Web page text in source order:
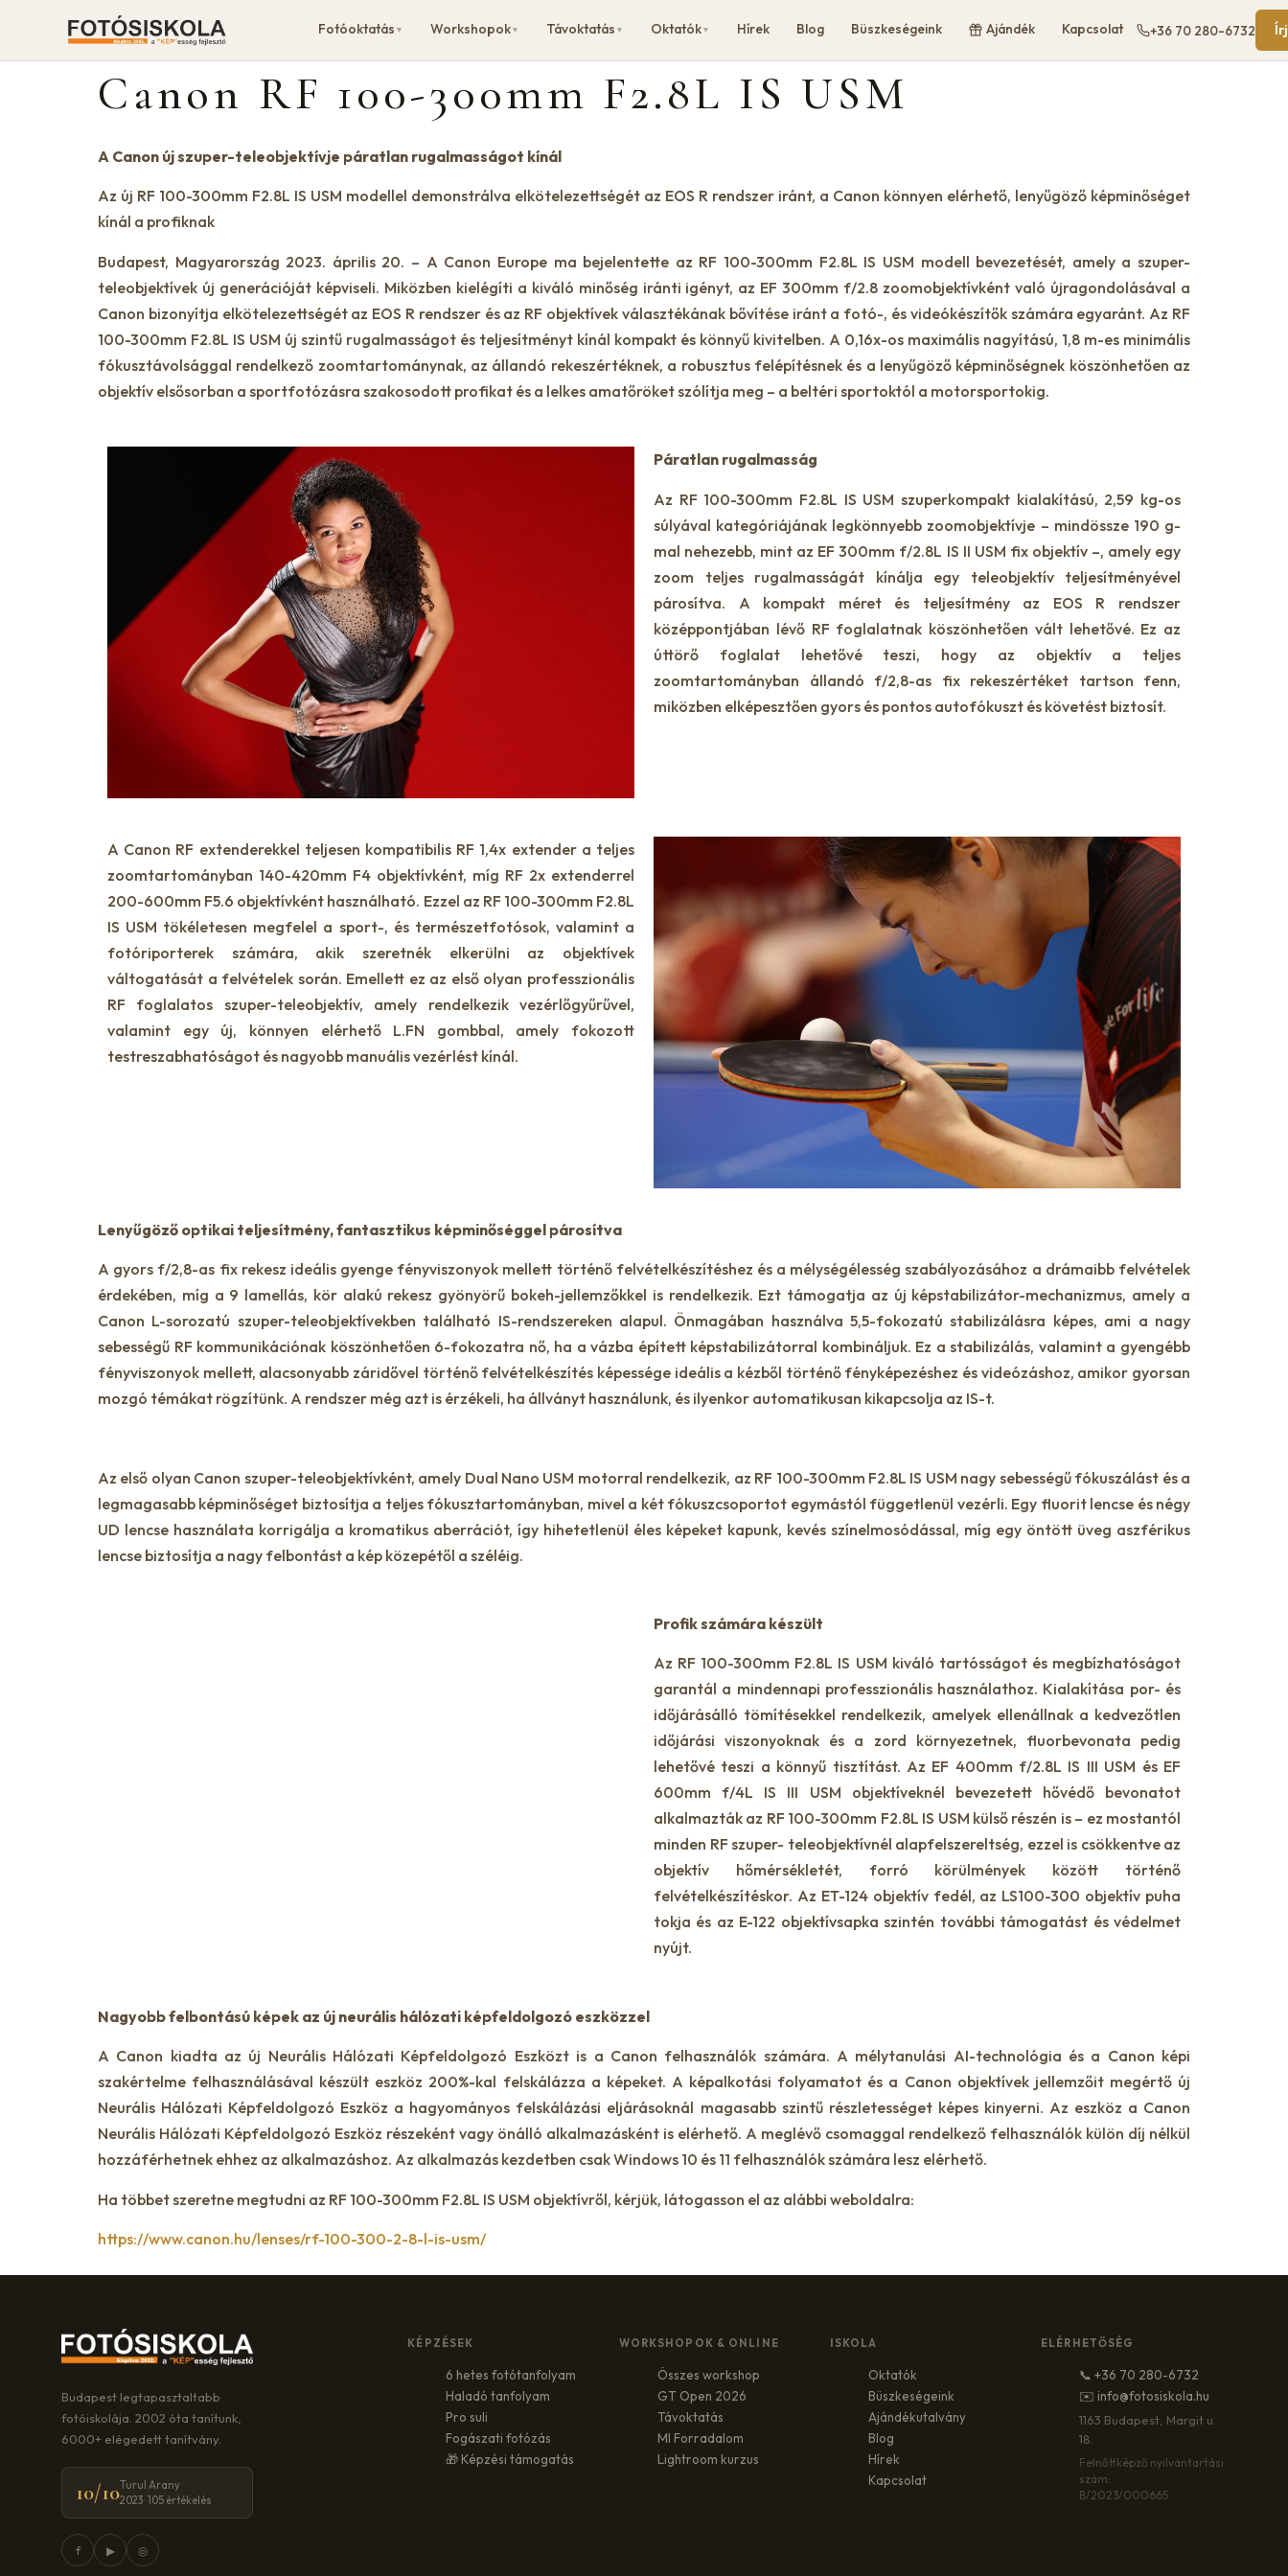
Fotóoktatás ▼ Workshopok▼ Távoktatás ▼ Oktatók▼ Hírek Blog Büszkeségeink Ajándék Kapcsolat +36 70 280-6732
Canon RF 100-300mm F2.8L IS USM
A Canon új szuper-teleobjektívje páratlan rugalmasságot kínál
Az új RF 100-300mm F2.8L IS USM modellel demonstrálva elkötelezettségét az EOS R rendszer iránt, a Canon könnyen elérhető, lenyűgöző képminőséget
kínál a profiknak
Budapest, Magyarország 2023. április 20. – A Canon Europe ma bejelentette az RF 100-300mm F2.8L IS USM modell bevezetését, amely a szuper-
teleobjektívek új generációját képviseli. Miközben kielégíti a kiváló minőség iránti igényt, az EF 300mm f/2.8 zoomobjektívként való újragondolásával a
Canon bizonyítja elkötelezettségét az EOS R rendszer és az RF objektívek választékának bővítése iránt a fotó-, és videókészítők számára egyaránt. Az RF
100-300mm F2.8L IS USM új szintű rugalmasságot és teljesítményt kínál kompakt és könnyű kivitelben. A 0,16x-os maximális nagyítású, 1,8 m-es minimális
fókusztávolsággal rendelkező zoomtartománynak, az állandó rekeszértéknek, a robusztus felépítésnek és a lenyűgöző képminőségnek köszönhetően az
objektív elsősorban a sportfotózásra szakosodott profikat és a lelkes amatőröket szólítja meg – a beltéri sportoktól a motorsportokig.
Páratlan rugalmasság
Az RF 100-300mm F2.8L IS USM szuperkompakt kialakítású, 2,59 kg-os
súlyával kategóriájának legkönnyebb zoomobjektívje – mindössze 190 g-
mal nehezebb, mint az EF 300mm f/2.8L IS II USM fix objektív –, amely egy
zoom teljes rugalmasságát kínálja egy teleobjektív teljesítményével
párosítva. A kompakt méret és teljesítmény az EOS R rendszer
középpontjában lévő RF foglalatnak köszönhetően vált lehetővé. Ez az
úttörő foglalat lehetővé teszi, hogy az objektív a teljes
zoomtartományban állandó f/2,8-as fix rekeszértéket tartson fenn,
miközben elképesztően gyors és pontos autofókuszt és követést biztosít.
A Canon RF extenderekkel teljesen kompatibilis RF 1,4x extender a teljes
zoomtartományban 140-420mm F4 objektívként, míg RF 2x extenderrel
200-600mm F5.6 objektívként használható. Ezzel az RF 100-300mm F2.8L
IS USM tökéletesen megfelel a sport-, és természetfotósok, valamint a
fotóriporterek számára, akik szeretnék elkerülni az objektívek
váltogatását a felvételek során. Emellett ez az első olyan professzionális
RF foglalatos szuper-teleobjektív, amely rendelkezik vezérlőgyűrűvel,
valamint egy új, könnyen elérhető L.FN gombbal, amely fokozott
testreszabhatóságot és nagyobb manuális vezérlést kínál.
Lenyűgöző optikai teljesítmény, fantasztikus képminőséggel párosítva
A gyors f/2,8-as fix rekesz ideális gyenge fényviszonyok mellett történő felvételkészítéshez és a mélységélesség szabályozásához a drámaibb felvételek
érdekében, míg a 9 lamellás, kör alakú rekesz gyönyörű bokeh-jellemzőkkel is rendelkezik. Ezt támogatja az új képstabilizátor-mechanizmus, amely a
Canon L-sorozatú szuper-teleobjektívekben található IS-rendszereken alapul. Önmagában használva 5,5-fokozatú stabilizálásra képes, ami a nagy
sebességű RF kommunikációnak köszönhetően 6-fokozatra nő, ha a vázba épített képstabilizátorral kombináljuk. Ez a stabilizálás, valamint a gyengébb
fényviszonyok mellett, alacsonyabb záridővel történő felvételkészítés képessége ideális a kézből történő fényképezéshez és videózáshoz, amikor gyorsan
mozgó témákat rögzítünk. A rendszer még azt is érzékeli, ha állványt használunk, és ilyenkor automatikusan kikapcsolja az IS-t.
Az első olyan Canon szuper-teleobjektívként, amely Dual Nano USM motorral rendelkezik, az RF 100-300mm F2.8L IS USM nagy sebességű fókuszálást és a
legmagasabb képminőséget biztosítja a teljes fókusztartományban, mivel a két fókuszcsoportot egymástól függetlenül vezérli. Egy fluorit lencse és négy
UD lencse használata korrigálja a kromatikus aberrációt, így hihetetlenül éles képeket kapunk, kevés színelmosódással, míg egy öntött üveg aszférikus
lencse biztosítja a nagy felbontást a kép közepétől a széléig.
Profik számára készült
Az RF 100-300mm F2.8L IS USM kiváló tartósságot és megbízhatóságot
garantál a mindennapi professzionális használathoz. Kialakítása por- és
időjárásálló tömítésekkel rendelkezik, amelyek ellenállnak a kedvezőtlen
időjárási viszonyoknak és a zord környezetnek, fluorbevonata pedig
lehetővé teszi a könnyű tisztítást. Az EF 400mm f/2.8L IS III USM és EF
600mm f/4L IS III USM objektíveknél bevezetett hővédő bevonatot
alkalmazták az RF 100-300mm F2.8L IS USM külső részén is – ez mostantól
minden RF szuper- teleobjektívnél alapfelszereltség, ezzel is csökkentve az
objektív hőmérsékletét, forró körülmények között történő
felvételkészítéskor. Az ET-124 objektív fedél, az LS100-300 objektív puha
tokja és az E-122 objektívsapka szintén további támogatást és védelmet
nyújt.
Nagyobb felbontású képek az új neurális hálózati képfeldolgozó eszközzel
A Canon kiadta az új Neurális Hálózati Képfeldolgozó Eszközt is a Canon felhasználók számára. A mélytanulási AI-technológia és a Canon képi
szakértelme felhasználásával készült eszköz 200%-kal felskálázza a képeket. A képalkotási folyamatot és a Canon objektívek jellemzőit megértő új
Neurális Hálózati Képfeldolgozó Eszköz a hagyományos felskálázási eljárásoknál magasabb szintű részletességet képes kinyerni. Az eszköz a Canon
Neurális Hálózati Képfeldolgozó Eszköz részeként vagy önálló alkalmazásként is elérhető. A meglévő csomaggal rendelkező felhasználók külön díj nélkül
hozzáférhetnek ehhez az alkalmazáshoz. Az alkalmazás kezdetben csak Windows 10 és 11 felhasználók számára lesz elérhető.
Ha többet szeretne megtudni az RF 100-300mm F2.8L IS USM objektívről, kérjük, látogasson el az alábbi weboldalra:
https://www.canon.hu/lenses/rf-100-300-2-8-l-is-usm/
Budapest legtapasztaltabb
fotóiskolája. 2002 óta tanítunk,
6000+ elégedett tanítvány.
10/10Turul Arany
2023 · 105 értékelés
f ▶ ◎
KÉPZÉSEK
6 hetes fotótanfolyam
Haladó tanfolyam
Pro suli
Fogászati fotózás
🎁 Képzési támogatás
WORKSHOPOK & ONLINE
Összes workshop
GT Open 2026
Távoktatás
MI Forradalom
Lightroom kurzus
ISKOLA
Oktatók
Büszkeségeink
Ajándékutalvány
Blog
Hírek
Kapcsolat
ELÉRHETŐSÉG
📞 +36 70 280-6732
✉️ info@fotosiskola.hu
1163 Budapest, Margit u.
18.
Felnőttképző nyilvántartási
szám:
B/2023/000665